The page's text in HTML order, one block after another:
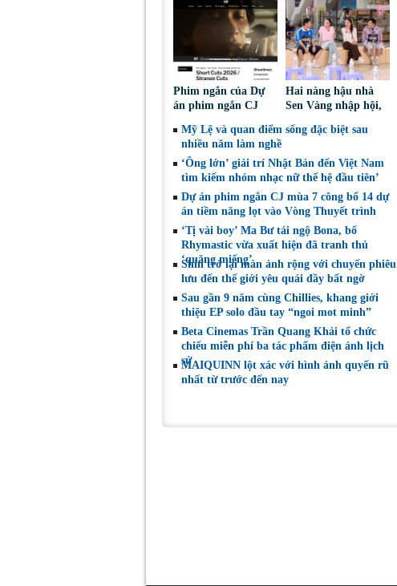
Phim ngắn của Dự
án phim ngắn CJ
tại LHP quốc tế
Toronto 2026
Hai nàng hậu nhà
Sen Vàng nhập hội,
chinh phục khán giả
Mỹ Lệ và quan điểm sống đặc biệt sau
nhiều năm làm nghề
‘Ông lớn’ giải trí Nhật Bản đến Việt Nam
tìm kiếm nhóm nhạc nữ thế hệ đầu tiên’
Dự án phim ngắn CJ mùa 7 công bố 14 dự
án tiềm năng lọt vào Vòng Thuyết trình
‘Tị vài boy’ Ma Bư tái ngộ Bona, bố
Rhymastic vừa xuất hiện đã tranh thủ
‘quăng miếng’
Shin trở lại màn ảnh rộng với chuyến phiêu
lưu đến thế giới yêu quái đầy bất ngờ
Sau gần 9 năm cùng Chillies, khang giới
thiệu EP solo đầu tay “ngoi mot minh”
Beta Cinemas Trần Quang Khải tổ chức
chiếu miễn phí ba tác phẩm điện ảnh lịch
sử
MAIQUINN lột xác với hình ảnh quyến rũ
nhất từ trước đến nay